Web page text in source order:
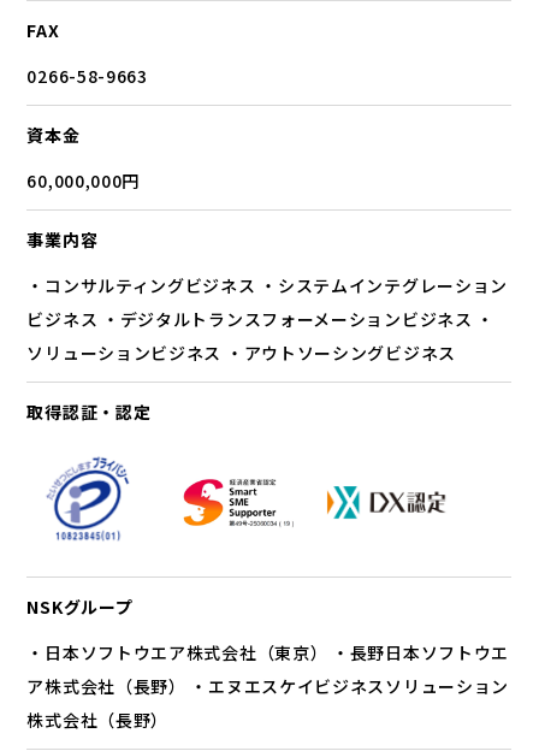
FAX
0266-58-9663
資本金
60,000,000円
事業内容
・コンサルティングビジネス ・システムインテグレーション
ビジネス ・デジタルトランスフォーメーションビジネス ・
ソリューションビジネス ・アウトソーシングビジネス
取得認証・認定
NSKグループ
・日本ソフトウエア株式会社（東京） ・長野日本ソフトウエ
ア株式会社（長野） ・エヌエスケイビジネスソリューション
株式会社（長野）